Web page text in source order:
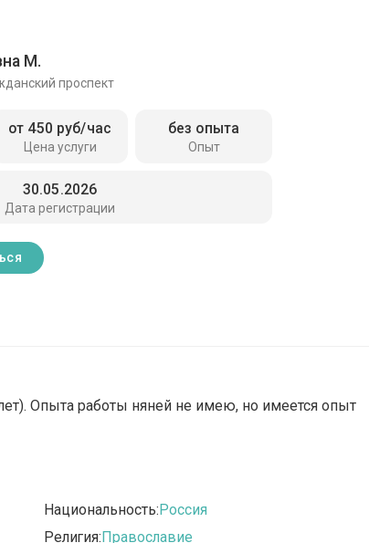
М.
проспект
Цена услуги
от 450 руб/час
Опыт
без опыта
Дата регистрации
30.05.2026
Опыта работы няней не имею, но имеется опыт
Национальность:Россия
Религия:Православие